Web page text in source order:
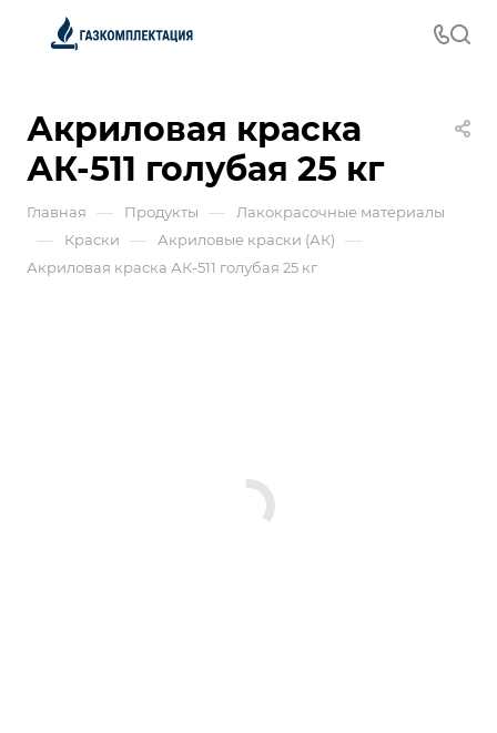
Акриловая краска
АК-511 голубая 25 кг
Главная — Продукты — Лакокрасочные материалы
— Краски — Акриловые краски (АК) —
Акриловая краска АК-511 голубая 25 кг